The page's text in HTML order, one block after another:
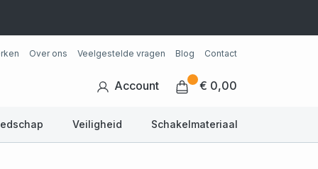
Over ons Veelgestelde vragen Blog Contact
Account € 0,00
Veiligheid Schakelmateriaal